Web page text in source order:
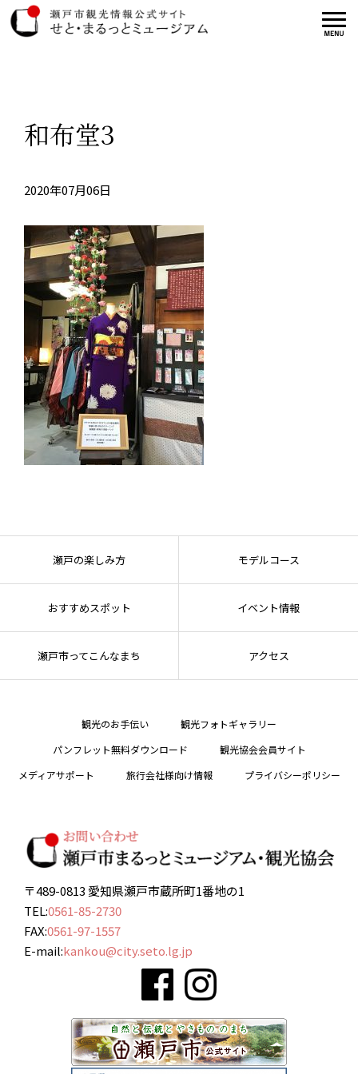
和布堂3
2020年07月06日
瀬戸の楽しみ方 モデルコース
おすすめスポット イベント情報
瀬戸市ってこんなまち アクセス
観光のお手伝い
観光フォトギャラリー
パンフレット無料ダウンロード
観光協会会員サイト
メディアサポート
旅行会社様向け情報 プライバシーポリシー
〒489-0813 愛知県瀬戸市蔵所町1番地の1
TEL:0561-85-2730
FAX:0561-97-1557
E-mail:kankou@city.seto.lg.jp